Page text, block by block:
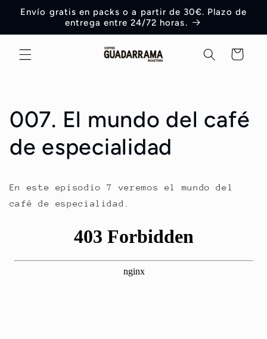
directamente
al contenido
Envío gratis en packs o a partir de 30€. Plazo de
entrega entre 24/72 horas.
Carrito
007. El mundo del café
de especialidad
En este episodio 7 veremos el mundo del
café de especialidad.